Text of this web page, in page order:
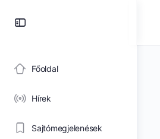
Főoldal
Hírek
Sajtómegjelenések